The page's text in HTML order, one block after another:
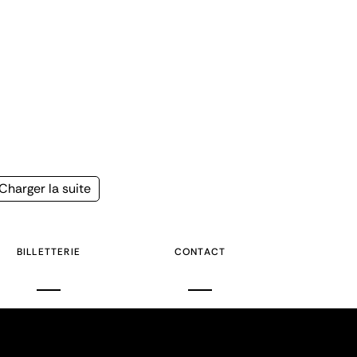
la suite
BILLETTERIE CONTACT